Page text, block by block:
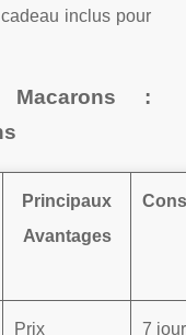
inclus pour
Macarons :
Principaux
Avantages
Prix
7